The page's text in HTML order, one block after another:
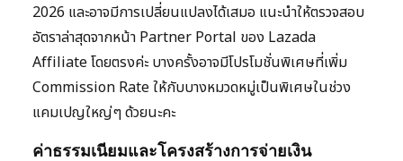
2026 และอาจมีการเปลี่ยนแปลงได้เสมอ แนะนำให้ตรวจสอบ
อัตราล่าสุดจากหน้า Partner Portal ของ Lazada
Affiliate โดยตรงค่ะ บางครั้งอาจมีโปรโมชั่นพิเศษที่เพิ่ม
Commission Rate ให้กับบางหมวดหมู่เป็นพิเศษในช่วง
แคมเปญใหญ่ๆ ด้วยนะคะ
ค่าธรรมเนียมและโครงสร้างการจ่ายเงิน